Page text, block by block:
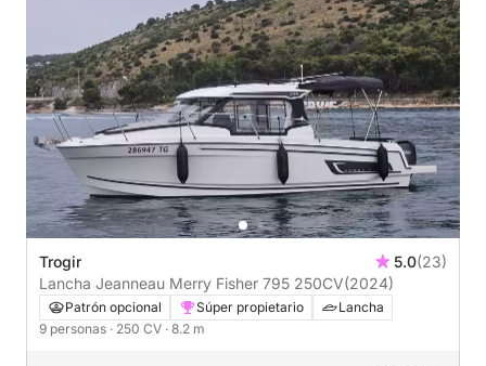
Trogir 5.0(23)
Lancha Jeanneau Merry Fisher 795 250CV(2024)
Patrón opcional Súper propietario
Lancha
9 personas · 250 CV · 8.2 m